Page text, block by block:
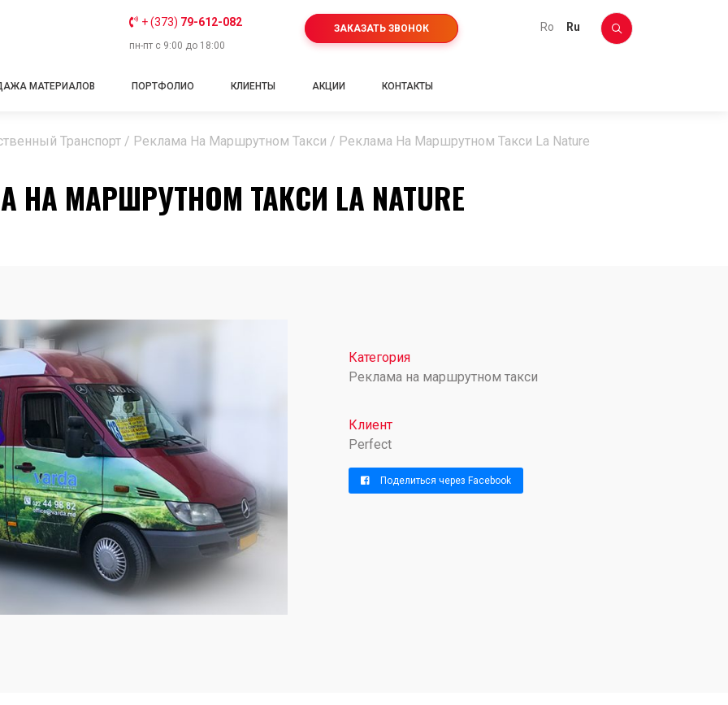
+ (373) 79-612-082
пн-пт с 9:00 до 18:00
ЗАКАЗАТЬ ЗВОНОК ro ru
МАТЕРИАЛОВ ПОРТФОЛИО КЛИЕНТЫ АКЦИИ КОНТАКТЫ
Транспорт / Реклама На Маршрутном Такси / Реклама На Маршрутном Такси La Nature
НА МАРШРУТНОМ ТАКСИ LA NATURE
Категория
Реклама на маршрутном такси
Клиент
Perfect
Поделиться через Facebook